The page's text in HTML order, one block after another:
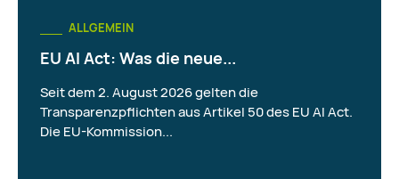
ALLGEMEIN
EU AI Act: Was die neue...
Seit dem 2. August 2026 gelten die
Transparenzpflichten aus Artikel 50 des EU AI Act.
Die EU-Kommission...